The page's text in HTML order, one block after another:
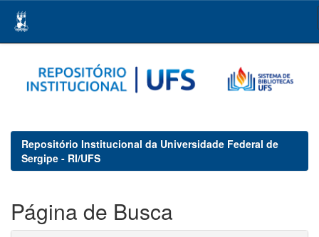
navigation
Repositório Institucional da Universidade Federal de
Sergipe - RI/UFS
Página de Busca